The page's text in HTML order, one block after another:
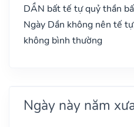
DẦN bất tế tự quỷ thần
Ngày Dần không nên tế
không bình thường
Ngày này năm